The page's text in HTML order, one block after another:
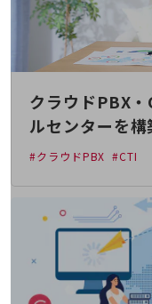
サービス・ソリューション
カテゴリーで探す
カテゴリーで探すTOP
ネットワーク・モバイル
クラウド・データセンタ
クラウドPBX
ルセンターを構
#クラウドPBX #CTI